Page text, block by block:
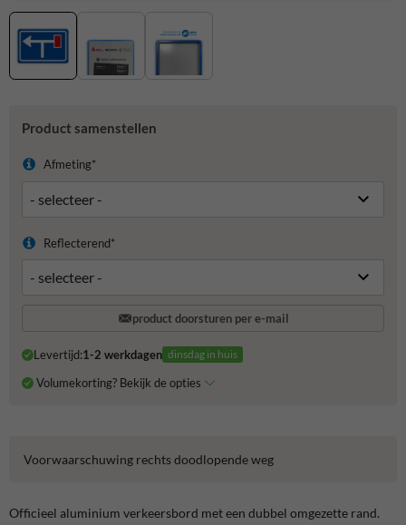
Product samenstellen
Afmeting*
Reflecterend*
product doorsturen per e-mail
Levertijd:1-2 werkdagen dinsdag in huis
Volumekorting? Bekijk de opties
Voorwaarschuwing rechts doodlopende weg
Officieel aluminium verkeersbord met een dubbel omgezette rand.